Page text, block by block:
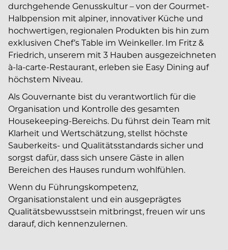
durchgehende Genusskultur – von der Gourmet-
Halbpension mit alpiner, innovativer Küche und
hochwertigen, regionalen Produkten bis hin zum
exklusiven Chef’s Table im Weinkeller. Im Fritz &
Friedrich, unserem mit 3 Hauben ausgezeichneten
à-la-carte-Restaurant, erleben sie Easy Dining auf
höchstem Niveau.
Als Gouvernante bist du verantwortlich für die
Organisation und Kontrolle des gesamten
Housekeeping-Bereichs. Du führst dein Team mit
Klarheit und Wertschätzung, stellst höchste
Sauberkeits- und Qualitätsstandards sicher und
sorgst dafür, dass sich unsere Gäste in allen
Bereichen des Hauses rundum wohlfühlen.
Wenn du Führungskompetenz,
Organisationstalent und ein ausgeprägtes
Qualitätsbewusstsein mitbringst, freuen wir uns
darauf, dich kennenzulernen.